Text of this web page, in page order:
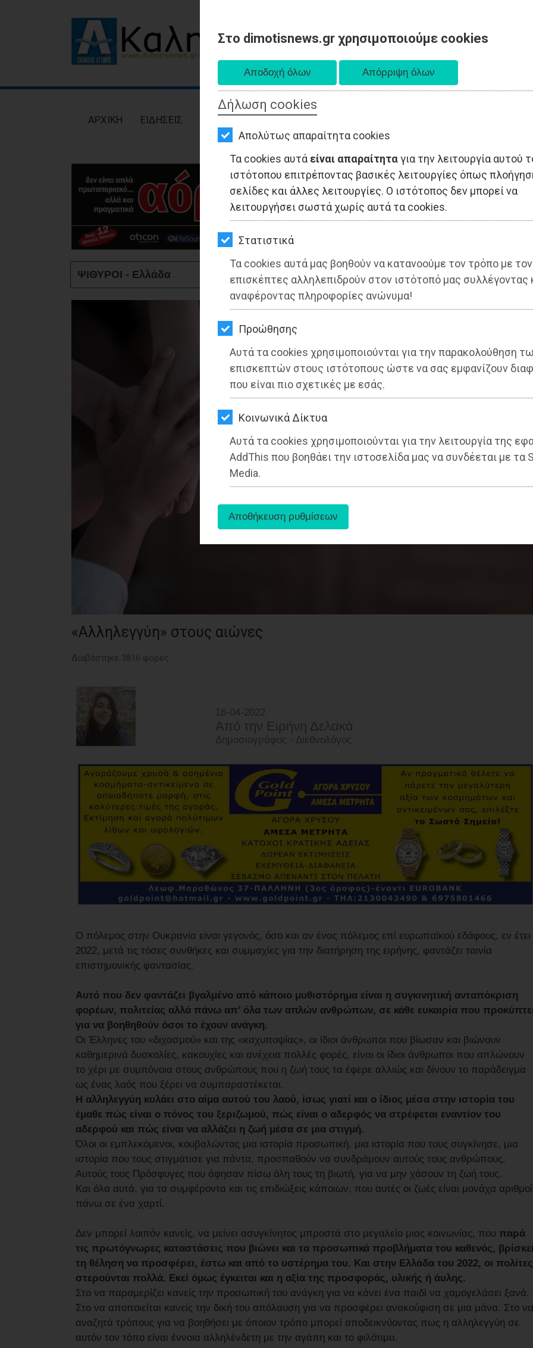
Στο dimotisnews.gr χρησιμοποιούμε cookies
Δήλωση cookies
Απολύτως απαραίτητα cookies
Τα cookies αυτά είναι απαραίτηταγια την λειτουργία αυτού
ιστότοπου επιτρέποντας βασικές λειτουργίες όπως
σελίδες και άλλες λειτουργίες. Ο ιστότοπος δεν μπορεί να
λειτουργήσει σωστά χωρίς αυτά τα cookies.
Στατιστικά
Τα cookies αυτά μας βοηθούν να κατανοούμε τον τρόπο με τον
επισκέπτες αλληλεπιδρούν στον ιστότοπό μας συλλέγοντας
αναφέροντας πληροφορίες ανώνυμα!
Προώθησης
Αυτά τα cookies χρησιμοποιούνται για την παρακολούθηση
επισκεπτών στους ιστότοπους ώστε να σας εμφανίζουν
που είναι πιο σχετικές με εσάς.
Kοινωνικά Δίκτυα
Αυτά τα cookies χρησιμοποιούνται για την λειτουργία της
AddThis που βοηθάει την ιστοσελίδα μας να συνδέεται με τα
Media.
ΕΙΔΗΣΕΙΣ
ΟΙΚΟΝΟΜΙΑ
ΑΘΛΗΤΙΣΜΟΣ
ΠΟΛΙΤΙΣΜΟΣ
ΑΓΟΡΑΣ
AΡΧΙΚΗ ΕΙΔΗΣΕΙΣ
ΨΙΘΥΡΟΙ - Ελλάδα
«Αλληλεγγύη» στους αιώνες
Διαβάστηκε 3816 φορές
16-04-2022
Από την Ειρήνη Δελακά
Δημοσιογράφος - Διεθνολόγος
Ο πόλεμος στην Ουκρανία είναι γεγονός, όσο και αν ένας πόλεμος επί ευρωπαϊκού εδάφους, εν έτει
2022, μετά τις τόσες συνθήκες και συμμαχίες για την διατήρηση της ειρήνης, φαντάζει ταινία
επιστημονικής φαντασίας.
Αυτό που δεν φαντάζει βγαλμένο από κάποιο μυθιστόρημα είναι η συγκινητική ανταπόκριση
φορέων, πολιτείας αλλά πάνω απ’ όλα των απλών ανθρώπων, σε κάθε ευκαιρία που
για να βοηθηθούν όσοι το έχουν ανάγκη.
Οι Έλληνες του «διχασμού» και της «καχυποψίας», οι ίδιοι άνθρωποι που βίωσαν και βιώνουν
καθημερινά δυσκολίες, κακουχίες και ανέχεια πολλές φορές, είναι οι ίδιοι άνθρωποι που απλώνουν
το χέρι με συμπόνοια στους ανθρώπους που η ζωή τους τα έφερε αλλιώς και δίνουν το παράδειγμα
ως ένας λαός που ξέρει να συμπαραστέκεται.
Η αλληλεγγύη κυλάει στο αίμα αυτού του λαού, ίσως γιατί και ο ίδιος μέσα στην ιστορία του
έμαθε πώς είναι ο πόνος του ξεριζωμού, πώς είναι ο αδερφός να στρέφεται εναντίον του
αδερφού και πώς είναι να αλλάζει η ζωή μέσα σε μια στιγμή.
Όλοι οι εμπλεκόμενοι, κουβαλώντας μια ιστορία προσωπική, μια ιστορία που τους συγκίνησε, μια
ιστορία που τους στιγμάτισε για πάντα, προσπαθούν να συνδράμουν αυτούς τους ανθρώπους.
Αυτούς τους Πρόσφυγες που άφησαν πίσω όλη τους τη βιωτή, για να μην χάσουν τη ζωή τους.
Και όλα αυτά, για τα συμφέροντα και τις επιδιώξεις κάποιων, που αυτές οι ζωές είναι μονάχα αριθμοί
πάνω σε ένα χαρτί.
Δεν μπορεί λοιπόν κανείς, να μείνει ασυγκίνητος μπροστά στο μεγαλείο μιας κοινωνίας, που παρά
τις πρωτόγνωρες καταστάσεις που βιώνει και τα προσωπικά προβλήματα του καθενός,
τη θέληση να προσφέρει, έστω και από το υστέρημα του. Και στην Ελλάδα του 2022, οι πολίτες
στερούνται πολλά. Εκεί όμως έγκειται και η αξία της προσφοράς, υλικής ή άυλης.
Στο να παραμερίζει κανείς την προσωπική του ανάγκη για να κάνει ένα παιδί να χαμογελάσει ξανά.
Στο να αποποιείται κανείς την δική του απόλαυση για να προσφέρει ανακούφιση σε μια μάνα. Στο να
αναζητά τρόπους για να βοηθήσει με όποιον τρόπο μπορεί αποδεικνύοντας πως η αλληλεγγύη σε
αυτόν τον τόπο είναι έννοια αλληλένδετη με την αγάπη και το φιλότιμο.